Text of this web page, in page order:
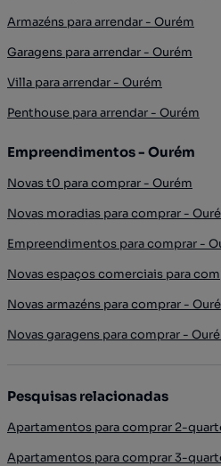
Armazéns para arrendar - Ourém
Garagens para arrendar - Ourém
Villa para arrendar - Ourém
Penthouse para arrendar - Ourém
Empreendimentos - Ourém
Novas t0 para comprar - Ourém
Novas moradias para comprar -
Empreendimentos para comprar -
Novas espaços comerciais para
Novas armazéns para comprar -
Novas garagens para comprar -
Pesquisas relacionadas
Apartamentos para comprar 2-
Apartamentos para comprar 3-